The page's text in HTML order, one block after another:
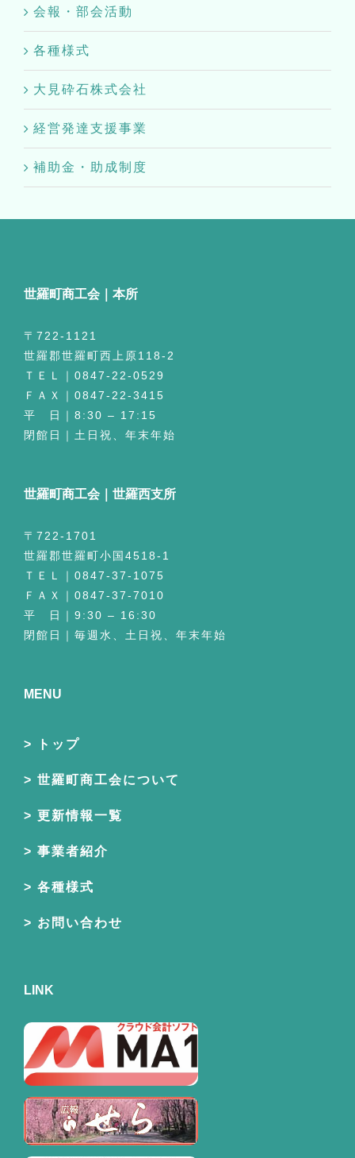
会報・部会活動
各種様式
大見砕石株式会社
経営発達支援事業
補助金・助成制度
世羅町商工会｜本所
〒722-1121
世羅郡世羅町西上原118-2
ＴＥＬ｜0847-22-0529
ＦＡＸ｜0847-22-3415
平 日｜8:30 – 17:15
閉館日｜土日祝、年末年始
世羅町商工会｜世羅西支所
〒722-1701
世羅郡世羅町小国4518-1
ＴＥＬ｜0847-37-1075
ＦＡＸ｜0847-37-7010
平 日｜9:30 – 16:30
閉館日｜毎週水、土日祝、年末年始
MENU
トップ
世羅町商工会について
更新情報一覧
事業者紹介
各種様式
お問い合わせ
LINK